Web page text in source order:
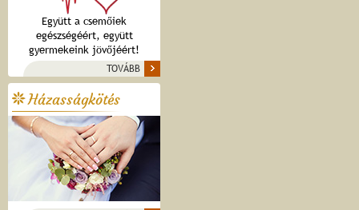
Együtt a csemőiek
egészségéért, együtt
gyermekeink jövőjéért!
TOVÁBB
Házasságkötés